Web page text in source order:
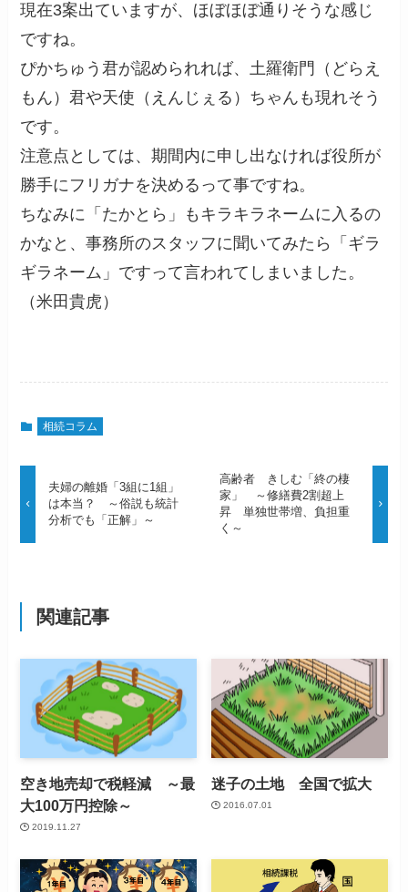
現在3案出ていますが、ほぼほぼ通りそうな感じ
ですね。
ぴかちゅう君が認められれば、土羅衛門（どらえ
もん）君や天使（えんじぇる）ちゃんも現れそう
です。
注意点としては、期間内に申し出なければ役所が
勝手にフリガナを決めるって事ですね。
ちなみに「たかとら」もキラキラネームに入るの
かなと、事務所のスタッフに聞いてみたら「ギラ
ギラネーム」ですって言われてしまいました。
（米田貴虎）
相続コラム
夫婦の離婚「3組に1組」
は本当？ ～俗説も統計
分析でも「正解」～
高齢者 きしむ「終の棲
家」 ～修繕費2割超上
昇 単独世帯増、負担重
く～
関連記事
空き地売却で税軽減 ～最
大100万円控除～
2019.11.27
迷子の土地 全国で拡大
2016.07.01